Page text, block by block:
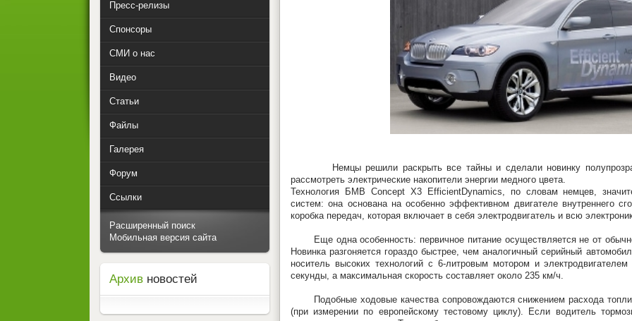
Немцы решили раскрыть все тайны и сделали новинку
рассмотреть электрические накопители энергии медного цвета.
Технология БМВ Concept X3 EfficientDynamics, по словам немцев,
систем: она основана на особенно эффективном двигателе внутреннего
коробка передач, которая включает в себя электродвигатель и всю
Еще одна особенность: первичное питание осуществляется не от
Новинка разгоняется гораздо быстрее, чем аналогичный серийный
носитель высоких технологий с 6-литровым мотором и
секунды, а максимальная скорость составляет около 235 км/ч.
Подобные ходовые качества сопровождаются снижением расхода
(при измерении по европейскому тестовому циклу). Если водитель
Пресс-релизы
Спонсоры
СМИ о нас
Видео
Статьи
Файлы
Галерея
Форум
Ссылки
Расширенный поиск
Мобильная версия сайта
Архив новостей